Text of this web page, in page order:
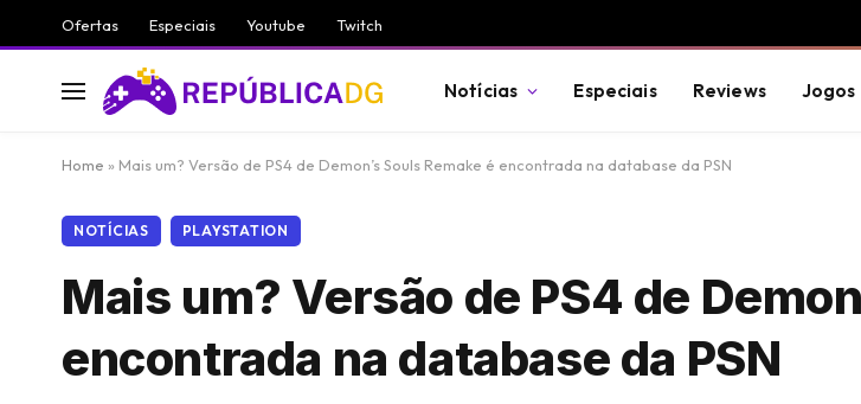
Ofertas Especiais Youtube Twitch
Notícias Especiais Reviews Jogos
Home » Mais um? Versão de PS4 de Demon’s Souls Remake é encontrada na database da PSN
NOTÍCIAS PLAYSTATION
Mais um? Versão de PS4 de
encontrada na database da PSN